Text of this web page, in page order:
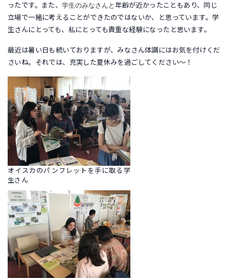
ったです。また、学生のみなさんと年齢が近かったこともあり、同じ
立場で一緒に考えることができたのではないか、と思っています。学
生さんにとっても、私にとっても貴重な経験になったと思います。
最近は暑い日も続いておりますが、みなさん体調にはお気を付けくだ
さいね。それでは、充実した夏休みを過ごしてください～！
オイスカのパンフレットを手に取る学
生さん